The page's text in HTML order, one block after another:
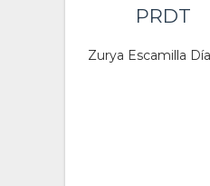
PRDT
Zurya Escamilla